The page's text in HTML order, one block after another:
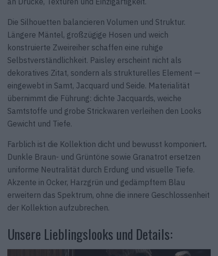
Die Silhouetten balancieren Volumen und Struktur.
Längere Mäntel, großzügige Hosen und weich
konstruierte Zweireiher schaffen eine ruhige
Selbstverständlichkeit. Paisley erscheint nicht als
dekoratives Zitat, sondern als strukturelles Element —
eingewebt in Samt, Jacquard und Seide. Materialität
übernimmt die Führung: dichte Jacquards, weiche
Samtstoffe und grobe Strickwaren verleihen den Looks
Gewicht und Tiefe.
Farblich ist die Kollektion dicht und bewusst komponiert.
Dunkle Braun- und Grüntöne sowie Granatrot ersetzen
uniforme Neutralität durch Erdung und visuelle Tiefe.
Akzente in Ocker, Harzgrün und gedämpftem Blau
erweitern das Spektrum, ohne die innere Geschlossenheit
der Kollektion aufzubrechen.
Unsere Lieblingslooks und Details: